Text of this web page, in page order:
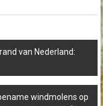
van Nederland:
windmolens op